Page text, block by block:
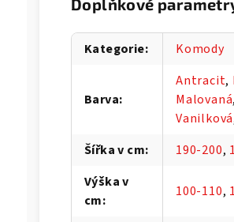
Kategorie: Komody
Barva:
Antracit,
Malovaná,
Vanilková
Šířka v cm: 190-200,
Výška v
cm:
100-110,